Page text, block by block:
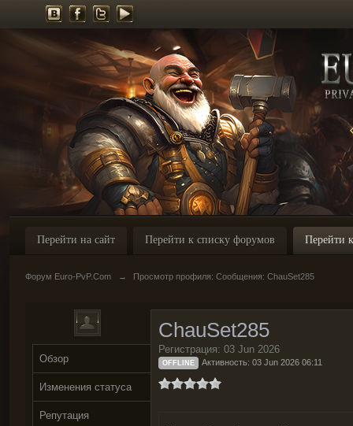
Перейти на сайт Перейти к списку форумов Перейти
Форум Euro-PvP.Com → Просмотр профиля: Сообщения: ChauSet285
Обзор
Изменения статуса
Репутация
ChauSet285
Регистрация: 03 Jun 2026
OFFLINE Активность: 03 Jun 2026 06:11